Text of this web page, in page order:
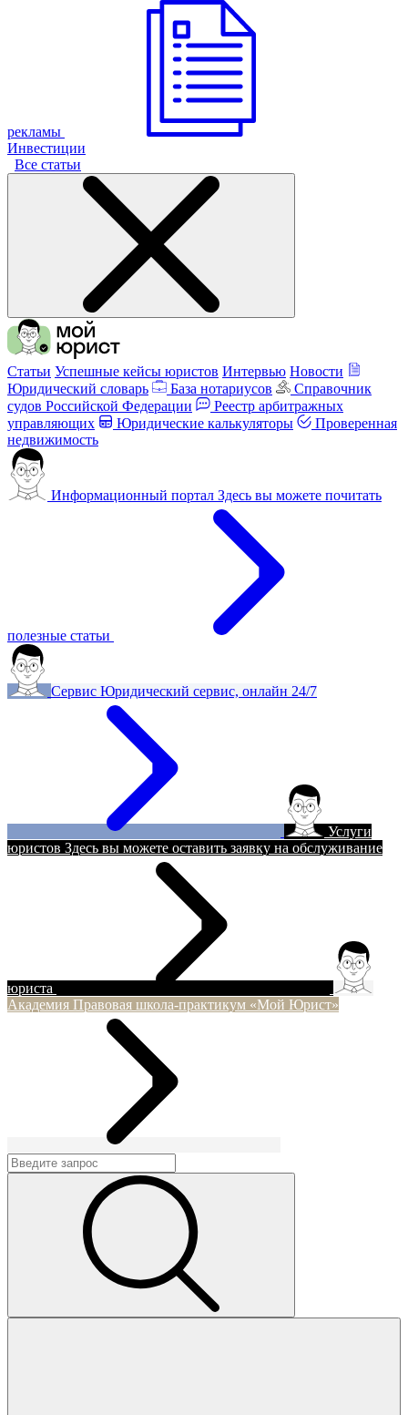
рекламы
Инвестиции
Все статьи
Статьи Успешные кейсы юристов Интервью Новости
Юридический словарь
База нотариусов
Справочник
судов Российской Федерации
Реестр арбитражных
управляющих
Юридические калькуляторы
Проверенная
недвижимость
Информационный портал Здесь вы можете почитать
полезные статьи
Сервис Юридический сервис, онлайн 24/7
Услуги
юристов Здесь вы можете оставить заявку на обслуживание
юриста
Академия Правовая школа-практикум «Мой Юрист»